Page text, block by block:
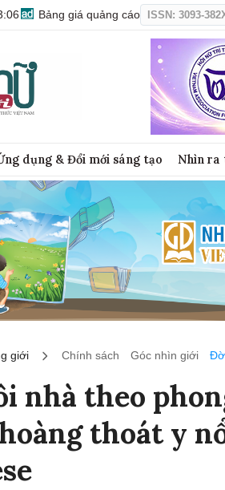
Bảng giá quảng cáo ISSN: 3093-
dụng & Đổi mới sáng tạo Nhìn ra
giới Chính sách Góc nhìn giới
nhà theo
thoát y